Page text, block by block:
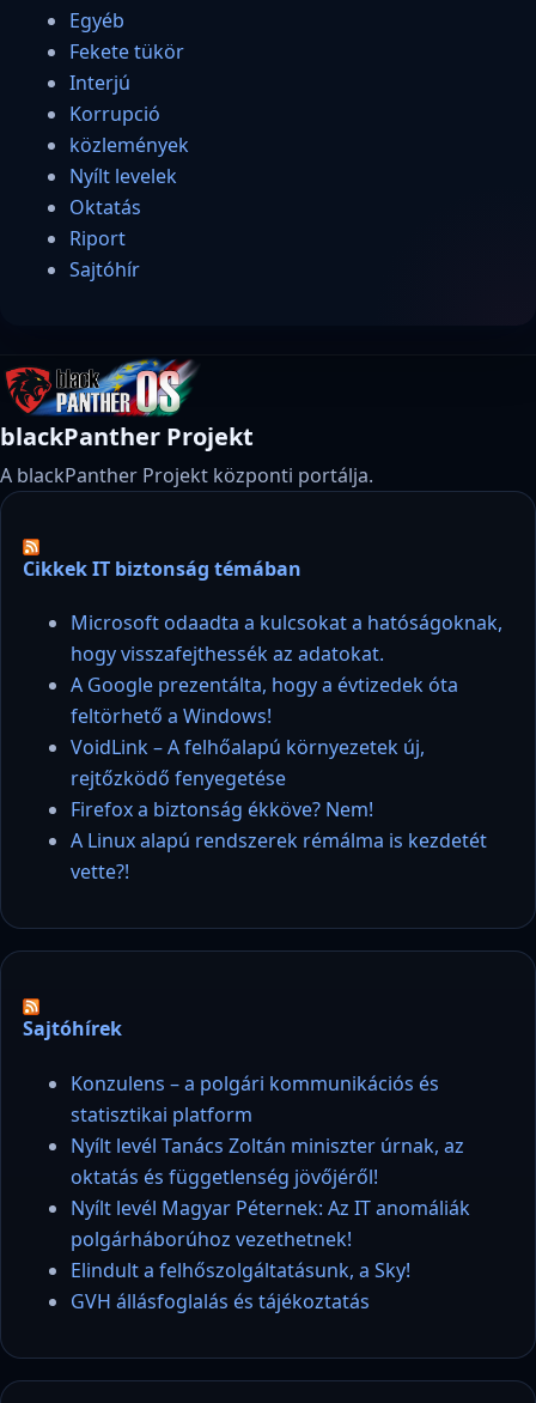
Egyéb
Fekete tükör
Interjú
Korrupció
közlemények
Nyílt levelek
Oktatás
Riport
Sajtóhír
blackPanther Projekt
A blackPanther Projekt központi portálja.
Cikkek IT biztonság témában
Microsoft odaadta a kulcsokat a hatóságoknak,
hogy visszafejthessék az adatokat.
A Google prezentálta, hogy a évtizedek óta
feltörhető a Windows!
VoidLink – A felhőalapú környezetek új,
rejtőzködő fenyegetése
Firefox a biztonság ékköve? Nem!
A Linux alapú rendszerek rémálma is kezdetét
vette?!
Sajtóhírek
Konzulens – a polgári kommunikációs és
statisztikai platform
Nyílt levél Tanács Zoltán miniszter úrnak, az
oktatás és függetlenség jövőjéről!
Nyílt levél Magyar Péternek: Az IT anomáliák
polgárháborúhoz vezethetnek!
Elindult a felhőszolgáltatásunk, a Sky!
GVH állásfoglalás és tájékoztatás